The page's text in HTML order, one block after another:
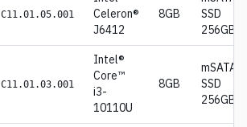
C11.01.05.001
Celeron®
J6412
8GB
SSD
256GB
C11.01.03.001
Intel®
Core™
i3-
10110U
8GB
mSATA
SSD
256GB